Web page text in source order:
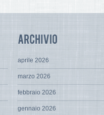
aprile 2026
marzo 2026
febbraio 2026
gennaio 2026